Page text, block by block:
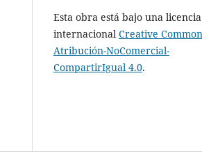
Esta obra está bajo una licencia
internacional Creative
Atribución-NoComercial-
CompartirIgual 4.0.